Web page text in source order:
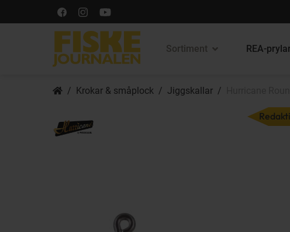
Sortiment REA-prylar
Krokar & småplock Jiggskallar